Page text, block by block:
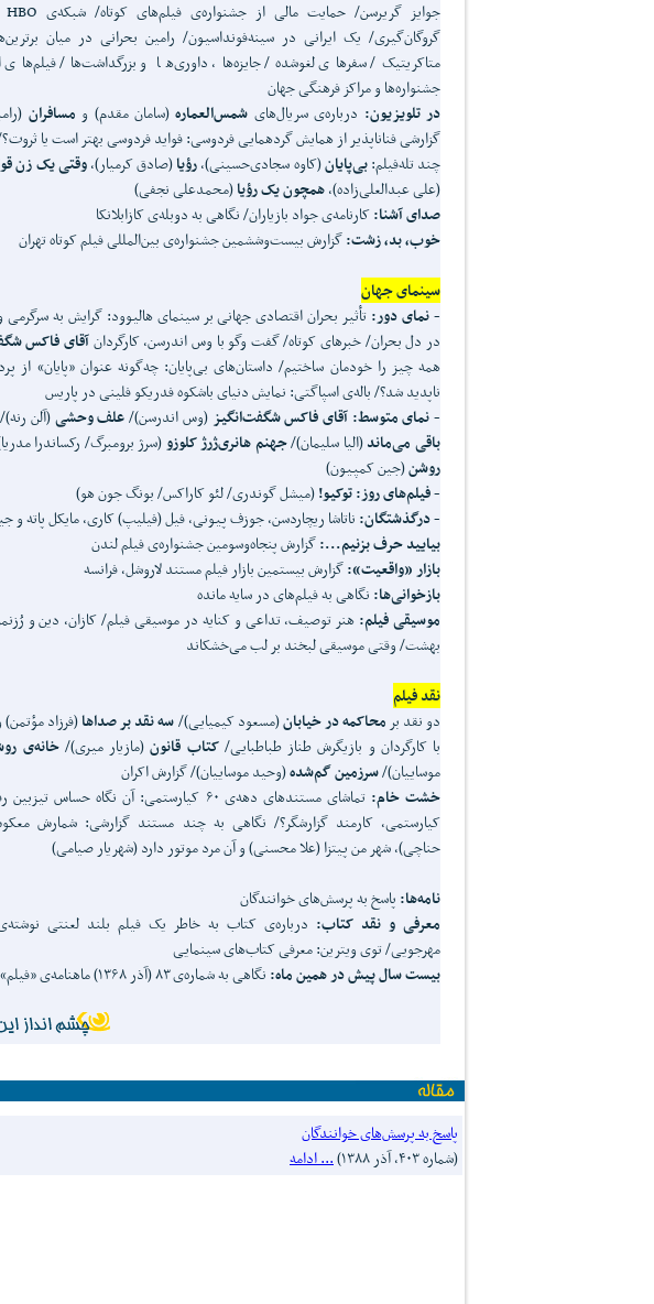
گروگان‌گیری/ یک ایرانی در سینه‌فونداسیون/ رامین بحرانی در میان
متاکریتیک/ سفرهای لغوشده/ جایزه‌ها، داوری‌ها و بزرگداشت‌ها/ فیلم‌های
جشنواره‌ها و مراکز فرهنگی جهان
در تلویزیون: درباره‌ی سریال‌های شمس‌العماره(سامان مقدم) و مسافران
گزارشی فناناپذیر از همایش گردهمایی فردوسی: فواید فردوسی بهتر است یا
چند تله‌فیلم:بی‌پایان(کاوه سجادی‌حسینی)،رؤیا(صادق کرمیار)،وقتی یک زن
(علی عبدالعلی‌زاده)،همچون یک رؤیا(محمدعلی نجفی)
صدای آشنا:کارنامه‌ی جواد بازیاران/ نگاهی به دوبله‌ی کازابلانکا
خوب، بد، زشت:گزارش بیست‌وششمین جشنواره‌ی بین‌المللی فیلم کوتاه تهران
سینمای جهان
- نمای دور: تأثیر بحران اقتصادی جهانی بر سینمای هالیوود: گرایش به
در دل بحران/ خبرهای کوتاه/ گفت وگو با وس اندرسن، کارگردانآقای فاکس
همه چیز را خودمان ساختیم/ داستان‌های بی‌پایان: چه‌گونه عنوان «پایان» از
ناپدید شد؟/ باله‌ی اسپاگتی: نمایش دنیای باشکوه فدریکو فلینی در پاریس
- نمای متوسط: آقای فاکس شگفت‌انگیز (وس اندرسن)/علف وحشی(آلن
باقی می‌ماند(الیا سلیمان)/جهنم هانری‌ژرژ کلوزو (سرژ برومبرگ/ رکساندرا
روشن(جین کمپیون)
- فیلم‌های روز:توکیو!(میشل گوندری/ لئو کاراکس/ بونگ جون هو)
- درگذشتگان: ناتاشا ریچاردسن، جوزف پیونی، فیل (فیلیپ) کاری، مایکل پاته و
بیایید حرف بزنیم...:گزارش پنجاه‌وسومین جشنواره‌ی فیلم لندن
بازار «واقعیت»:گزارش بیستمین بازار فیلم مستند لاروشل، فرانسه
بازخوانی‌ها: نگاهی به فیلم‌های در سایه مانده
موسیقی فیلم: هنر توصیف، تداعی و کنایه در موسیقی فیلم/ کازان، دین و
بهشت/ وقتی موسیقی لبخند بر لب می‌خشکاند
نقد فیلم
دو نقد بر محاکمه در خیابان(مسعود کیمیایی)/سه نقد بر صداها(فرزاد
با کارگردان و بازیگرش طناز طباطبایی/کتاب قانون(مازیار میری)/خانه‌ی
موساییان)/سرزمین گم‌شده(وحید موساییان)/ گزارش اکران
خشت خام:
تماشای مستندهای دهه‌ی ۶۰ کیارستمی: آن نگاه حساس
کیارستمی، کارمند گزارشگر؟/ نگاهی به چند مستند گزارشی: شمارش
حناچی)، شهر من پیتزا (علا محسنی) و آن مرد موتور دارد (شهریار صیامی)
نامه‌ها: پاسخ‌ به پرسش‌های خوانندگان
معرفی و نقد کتاب: درباره‌ی کتاب به خاطر یک فیلم بلند لعنتی
مهرجویی/ توی ویترین: معرفی کتاب‌های سینمایی
بیست سال پیش در همین ماه: نگاهی به شماره‌ی ۸۳ (آذر ۱۳۶۸) ماهنامه‌ی «فیلم»
پاسخ به پرسش‌های خوانندگان
(شماره ۴۰۳، آذر ۱۳۸۸)
... ادامه